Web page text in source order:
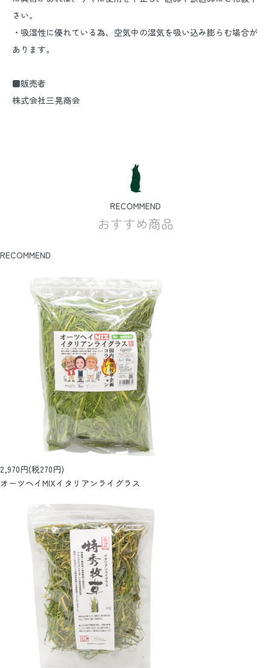
さい。
・吸湿性に優れている為、空気中の湿気を吸い込み膨らむ場合が
あります。
■販売者
株式会社三晃商会
RECOMMEND
おすすめ商品
RECOMMEND
2,970円(税270円)
オーツヘイMIXイタリアンライグラス